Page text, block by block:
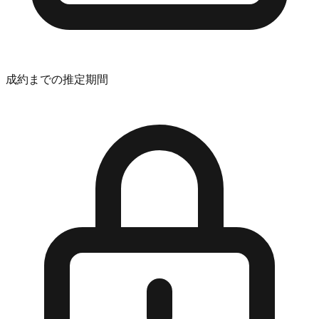
成約までの推定期間